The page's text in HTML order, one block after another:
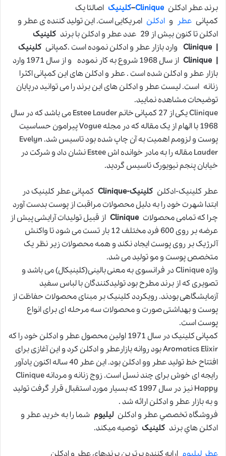
برند عطر ادکلن Clinique
–کلینیک اصالتا یک
کمپانی عطر و ادکلن امریکایی است. این تولید کننده ی عطر و
ادکلن تا کنون بیش از 29 عدد عطر و ادکلن با برند
کلینیک
| Clinique
وارد بازار عطر و ادکلن نموده است .کمپانی کلینیک
| Clinique
از سال 1968 شروع به کار نموده و از سال 1971 وارد
بازار عطر و ادکلن شده است . عطر و ادکلن های این کمپانی اکثرا
زنانه است. لیست عطر و ادکلن های این برند را می توانید درپایان
توضیحات مشاهده نمایید.
Clinique یکی از 27 کمپانی خانم Estee Lauder می باشد که در سال
1968 با الهام از یک مقاله که در مجله Vogue پیرامون حساسیت
پوست و لزومم اهمیت به آن چاپ شده بود تاسیس شد. Evelyn
Lauder مقاله را به مادر خوانده اش Estee نشان داد و شرکت در
خیابان پنجم نیویورک تاسیس گردید.
عطر کلینیک-ادکلن کلینیک-Clinique
کمپانی عطر کلینیک در
ابتدا شهرت خود را به دلیل محصولات مراقبت از پوست بدست آورد
چرا که تمامی محصولات Clinique از قبیل تولیدات آرایشی پیش از
عرضه بر روی 600 فرد مختلف 12 بار تست می شود تا واکنش
آلرژیک بر روی پوست ایجاد نکند و همه محصولات زیر نظر یک
متخصص پوست و مو تولید می شد.
واژه Clinique در فرانسوی به معنی بالینی(کلینیکال) می باشد و
تصویری که از برند مطرح بود تولیدکنندگان با لباس سفید
آزمایشگاهی بودند. رویکردد کلینیک بر مبنای محصولات حفاظت از
پوست و بهداشتی صورت و محصولات سه مرحله ای برای انواع
پوست است.
کمپانی کلینیک در سال 1971 اولین محصول عطر و ادکلن خود را که
Aromatics Elixir بود روانه بازارعطر و ادکلن کرد و این آغازی برای
افتتاح خط تولید عطر وو ادکلن بود. این عطر 40 ساله اکنون یادآور
رایجه ای خوش برای چند نسل است. زوج زنانه و مردانه Clinique
Happy نیز در سال 1997 که بسیار مورد استقبال قرار گرفت تولید
و به بازار عطر و ادکلن ارائه شد .
فروشگاه تخصصي عطر و ادكلن لیلیوم شما را به خريد عطر و
ادكلن هاي برند کلینیک توصيه ميكند.